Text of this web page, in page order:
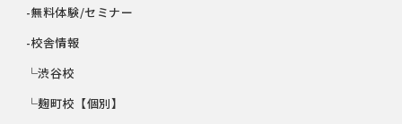
-無料体験/セミナー
-校舎情報
└渋谷校
└麹町校【個別】